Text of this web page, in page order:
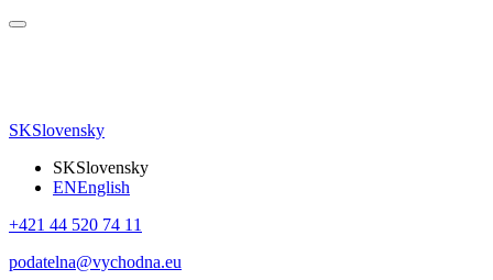
SKSlovensky
SKSlovensky
ENEnglish
+421 44 520 74 11
podatelna@vychodna.eu